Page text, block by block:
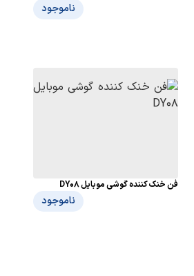
ناموجود
فن خنک کننده گوشی موبایل DY08
ناموجود